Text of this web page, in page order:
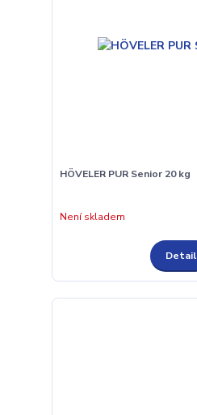
HÖVELER PUR Senior 20 kg
Není skladem
Detail